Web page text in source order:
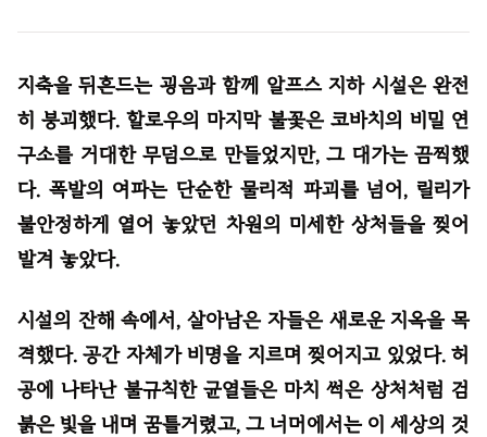
지축을 뒤흔드는 굉음과 함께 알프스 지하 시설은 완전
히 붕괴했다. 할로우의 마지막 불꽃은 코바치의 비밀 연
구소를 거대한 무덤으로 만들었지만, 그 대가는 끔찍했
다. 폭발의 여파는 단순한 물리적 파괴를 넘어, 릴리가
불안정하게 열어 놓았던 차원의 미세한 상처들을 찢어
발겨 놓았다.
시설의 잔해 속에서, 살아남은 자들은 새로운 지옥을 목
격했다. 공간 자체가 비명을 지르며 찢어지고 있었다. 허
공에 나타난 불규칙한 균열들은 마치 썩은 상처처럼 검
붉은 빛을 내며 꿈틀거렸고, 그 너머에서는 이 세상의 것